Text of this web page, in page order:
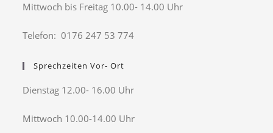
Mittwoch bis Freitag 10.00- 14.00 Uhr
Telefon: 0176 247 53 774
Sprechzeiten Vor- Ort
Dienstag 12.00- 16.00 Uhr
Mittwoch 10.00-14.00 Uhr